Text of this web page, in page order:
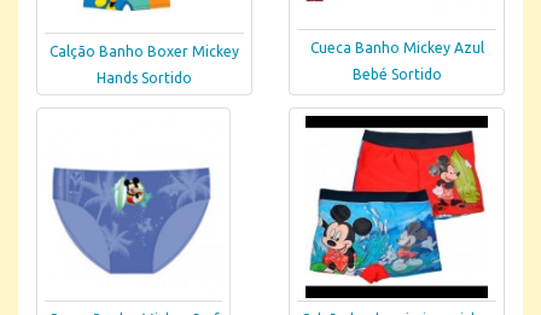
Calção Banho Boxer Mickey
Hands Sortido
Cueca Banho Mickey Azul
Bebé Sortido